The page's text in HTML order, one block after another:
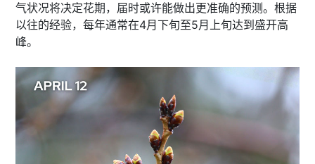
气状况将决定花期，届时或许能做出更准确的预测。根据
以往的经验，​每年通常在4月下旬至5月上旬达到盛开高
峰。​